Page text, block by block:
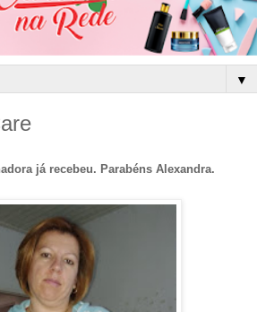
▼
já recebeu. Parabéns Alexandra.